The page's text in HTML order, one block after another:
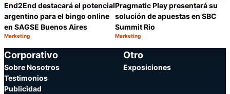
End2End destacará el potencial
argentino para el bingo online
en SAGSE Buenos Aires
Categoría:
Marketing
Compartir
Pragmatic Play presentará su
solución de apuestas en SBC
Summit Rio
Categoría:
Marketing
Corporativo
Sobre Nosotros
Testimonios
Publicidad
Otro
Exposiciones